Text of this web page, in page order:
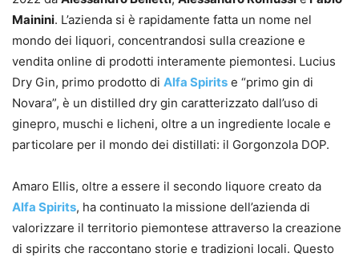
Mainini. L’azienda si è rapidamente fatta un nome nel
mondo dei liquori, concentrandosi sulla creazione e
vendita online di prodotti interamente piemontesi. Lucius
Dry Gin, primo prodotto di Alfa Spirits e “primo gin di
Novara”, è un distilled dry gin caratterizzato dall’uso di
ginepro, muschi e licheni, oltre a un ingrediente locale e
particolare per il mondo dei distillati: il Gorgonzola DOP.
Amaro Ellis, oltre a essere il secondo liquore creato da
Alfa Spirits, ha continuato la missione dell’azienda di
valorizzare il territorio piemontese attraverso la creazione
di spirits che raccontano storie e tradizioni locali. Questo